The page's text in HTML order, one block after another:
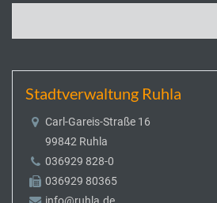
Stadtverwaltung Ruhla
Carl-Gareis-Straße 16
99842 Ruhla
036929 828-0
036929 80365